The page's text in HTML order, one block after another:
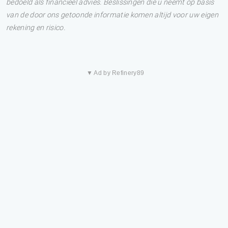
bedoeld als financieel advies. Beslissingen die u neemt op basis
van de door ons getoonde informatie komen altijd voor uw eigen
rekening en risico.
▼ Ad by Refinery89